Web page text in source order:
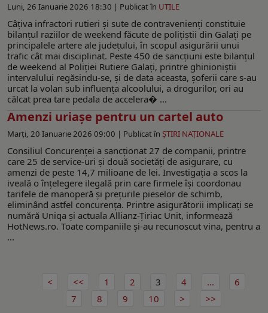
Luni, 26 Ianuarie 2026 18:30 | Publicat în UTILE
Câțiva infractori rutieri și sute de contravenienți constituie
bilanțul raziilor de weekend făcute de polițiștii din Galați pe
principalele artere ale județului, în scopul asigurării unui
trafic cât mai disciplinat. Peste 450 de sancțiuni este bilanțul
de weekend al Poliției Rutiere Galați, printre ghinioniștii
intervalului regăsindu-se, și de data aceasta, șoferii care s-au
urcat la volan sub influența alcoolului, a drogurilor, ori au
călcat prea tare pedala de accelera� ...
Amenzi uriașe pentru un cartel auto
Marți, 20 Ianuarie 2026 09:00 | Publicat în ŞTIRI NAŢIONALE
Consiliul Concurenței a sancționat 27 de companii, printre
care 25 de service-uri și două societăți de asigurare, cu
amenzi de peste 14,7 milioane de lei. Investigația a scos la
iveală o înțelegere ilegală prin care firmele își coordonau
tarifele de manoperă și prețurile pieselor de schimb,
eliminând astfel concurența. Printre asigurătorii implicați se
numără Uniqa și actuala Allianz-Țiriac Unit, informează
HotNews.ro. Toate companiile și-au recunoscut vina, pentru a
...
1 2 3 4 ...
6
7
8 9
10